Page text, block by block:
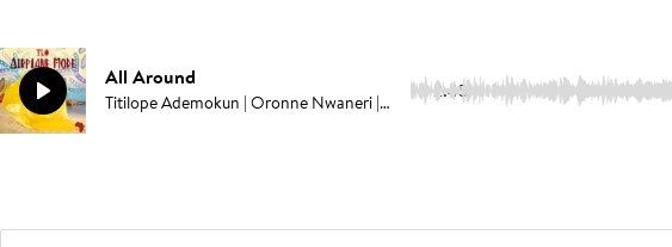
All Around
Titilope Ademokun | Oronne Nwaneri | Kimberley Sarni | George Prince Mathews 2:45